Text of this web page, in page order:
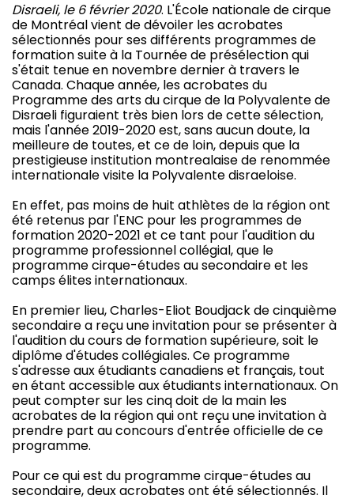
Disraeli, le 6 février 2020. L'École nationale de cirque
de Montréal vient de dévoiler les acrobates
sélectionnés pour ses différents programmes de
formation suite à la Tournée de présélection qui
s'était tenue en novembre dernier à travers le
Canada. Chaque année, les acrobates du
Programme des arts du cirque de la Polyvalente de
Disraeli figuraient très bien lors de cette sélection,
mais l'année 2019-2020 est, sans aucun doute, la
meilleure de toutes, et ce de loin, depuis que la
prestigieuse institution montrealaise de renommée
internationale visite la Polyvalente disraeloise.
En effet, pas moins de huit athlètes de la région ont
été retenus par l'ENC pour les programmes de
formation 2020-2021 et ce tant pour l'audition du
programme professionnel collégial, que le
programme cirque-études au secondaire et les
camps élites internationaux.
En premier lieu, Charles-Eliot Boudjack de cinquième
secondaire a reçu une invitation pour se présenter à
l'audition du cours de formation supérieure, soit le
diplôme d'études collégiales. Ce programme
s'adresse aux étudiants canadiens et français, tout
en étant accessible aux étudiants internationaux. On
peut compter sur les cinq doit de la main les
acrobates de la région qui ont reçu une invitation à
prendre part au concours d'entrée officielle de ce
programme.
Pour ce qui est du programme cirque-études au
secondaire, deux acrobates ont été sélectionnés. Il